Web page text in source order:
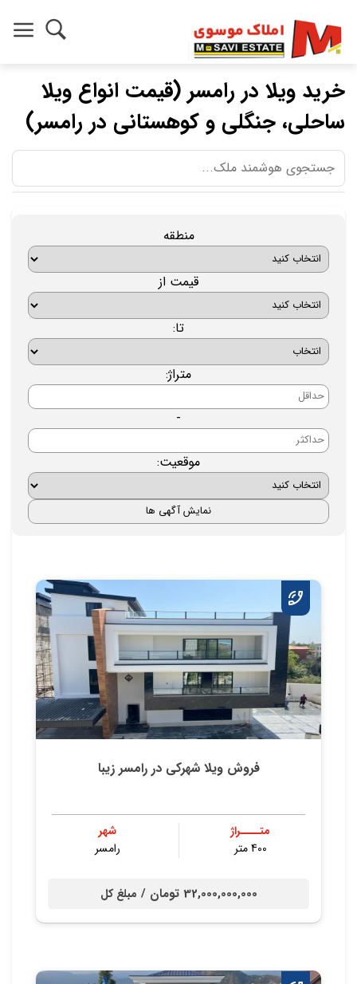
خرید ویلا در رامسر (قیمت انواع ویلا
ساحلی، جنگلی و کوهستانی در رامسر)
منطقه
قیمت از
تا:
متراژ:
-
موقعیت:
فروش ویلا شهرکی در رامسر زیبا
متــــراژ
400 متر
شهر
رامسر
32,000,000,000 تومان / مبلغ کل